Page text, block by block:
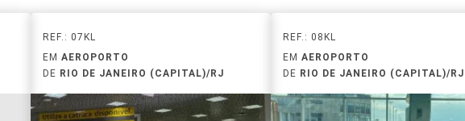
REF.: 07KL
EM AEROPORTO
DE RIO DE JANEIRO (CAPITAL)/RJ
REF.: 08KL
EM AEROPORTO
DE RIO DE JANEIRO (CAPITAL)/RJ